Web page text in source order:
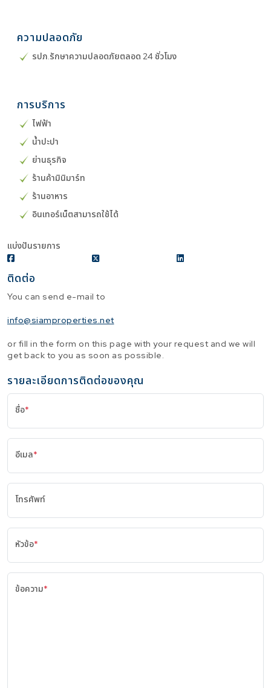
ความปลอดภัย
รปภ.รักษาความปลอดภัยตลอด 24 ชั่วโมง
การบริการ
ไฟฟ้า
น้ำปะปา
ย่านธุรกิจ
ร้านค้ามินิมาร์ท
ร้านอาหาร
อินเทอร์เน็ตสามารถใช้ได้
แบ่งปันรายการ
ติดต่อ
You can send e-mail to
info@siamproperties.net
or fill in the form on this page with your request and we will
get back to you as soon as possible.
รายละเอียดการติดต่อของคุณ
ชื่อ*
อีเมล*
โทรศัพท์
หัวข้อ*
ข้อความ*